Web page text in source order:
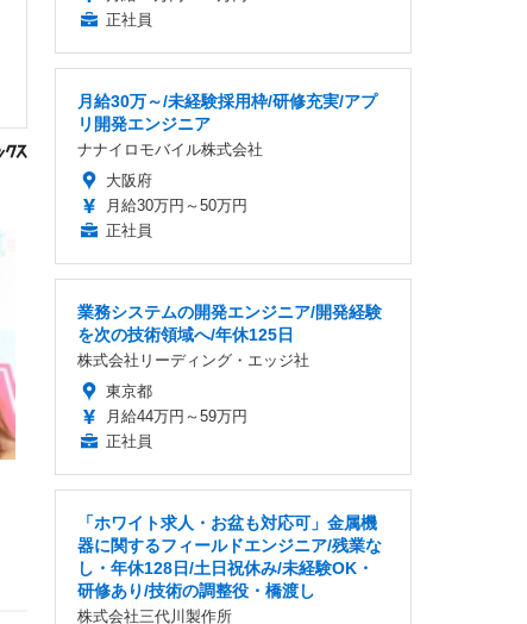
正社員
月給30万～/未経験採用枠/研修充実/アプ
リ開発エンジニア
ナナイロモバイル株式会社
大阪府
月給30万円～50万円
正社員
業務システムの開発エンジニア/開発経験
を次の技術領域へ/年休125日
株式会社リーディング・エッジ社
東京都
月給44万円～59万円
正社員
「ホワイト求人・お盆も対応可」金属機
器に関するフィールドエンジニア/残業な
し・年休128日/土日祝休み/未経験OK・
研修あり/技術の調整役・橋渡し
株式会社三代川製作所